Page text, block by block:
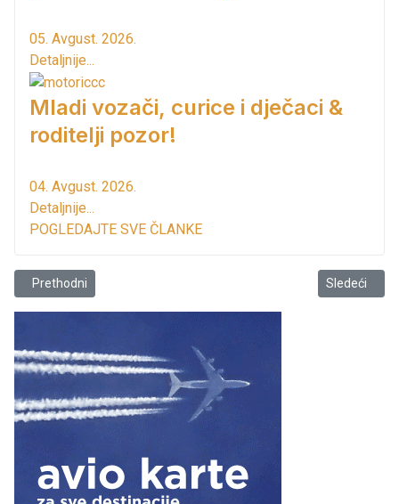
05. Avgust. 2026.
Detaljnije...
Mladi vozači, curice i dječaci &
roditelji pozor!
04. Avgust. 2026.
Detaljnije...
POGLEDAJTE SVE ČLANKE
Prethodni članak: Zakupcima u arei Morskog dobra smanjiti
Prethodni Sledeći
Sledeći